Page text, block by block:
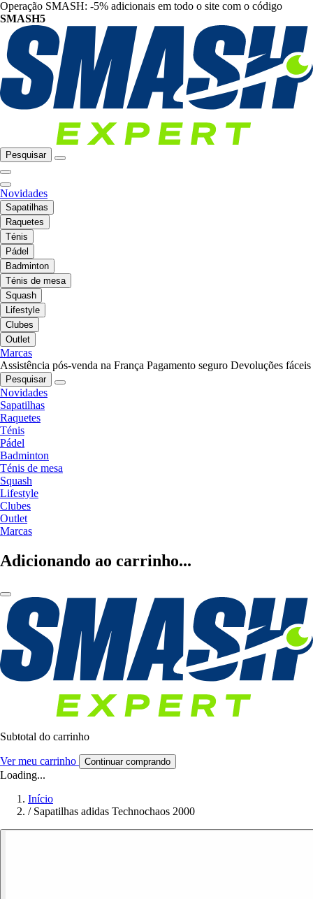
Operação SMASH: -5% adicionais em todo o site com o código
SMASH5
Pesquisar
Novidades
Sapatilhas
Raquetes
Ténis
Pádel
Badminton
Ténis de mesa
Squash
Lifestyle
Clubes
Outlet
Marcas
Assistência pós-venda na França Pagamento seguro Devoluções fáceis
Pesquisar
Novidades
Sapatilhas
Raquetes
Ténis
Pádel
Badminton
Ténis de mesa
Squash
Lifestyle
Clubes
Outlet
Marcas
Adicionando ao carrinho...
Subtotal do carrinho
Ver meu carrinho Continuar comprando
Loading...
Início
/ Sapatilhas adidas Technochaos 2000